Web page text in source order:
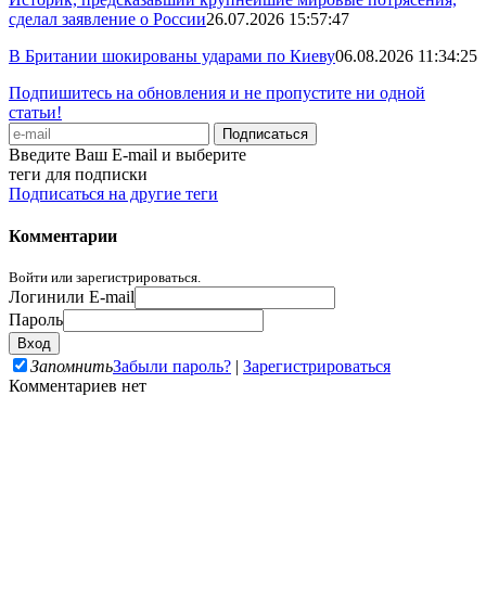
сделал заявление о России26.07.2026 15:57:47
В Британии шокированы ударами по Киеву06.08.2026 11:34:25
Подпишитесь на обновления и не пропустите ни одной
статьи!
Введите Ваш E-mail и выберите
теги для подписки
Подписаться на другие теги
Комментарии
Войти или зарегистрироваться.
Логинили E-mail
Пароль
ЗапомнитьЗабыли пароль? | Зарегистрироваться
Комментариев нет